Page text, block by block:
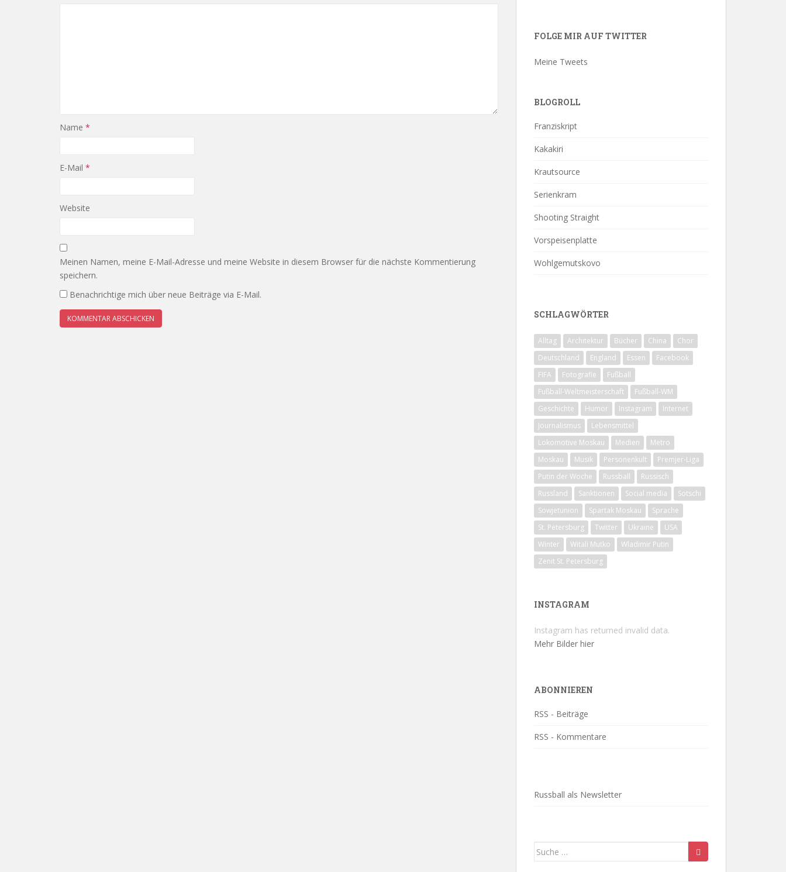
Name *
E-Mail *
Website
Meinen Namen, meine E-Mail-Adresse und meine Website in diesem Browser für die nächste Kommentierung
speichern.
Benachrichtige mich über neue Beiträge via E-Mail.
FOLGE MIR AUF TWITTER
Meine Tweets
BLOGROLL
Franziskript
Kakakiri
Krautsource
Serienkram
Shooting Straight
Vorspeisenplatte
Wohlgemutskovo
SCHLAGWÖRTER
Alltag Architektur Bücher China
Chor
Deutschland
England Essen
Facebook
FIFA
Fotografie
Fußball
Fußball-Weltmeisterschaft
Fußball-WM
Geschichte
Humor Instagram
Internet
Journalismus
Lebensmittel
Lokomotive Moskau
Medien
Metro
Moskau
Musik Personenkult
Premjer-Liga
Putin der Woche
Russball
Russisch
Russland
Sanktionen Social media
Sotschi
Sowjetunion
Spartak Moskau
Sprache
St. Petersburg
Twitter Ukraine
USA
Winter
Witali Mutko
Wladimir Putin
Zenit St. Petersburg
INSTAGRAM
Instagram has returned invalid data.
Mehr Bilder hier
ABONNIEREN
RSS - Beiträge
RSS - Kommentare
Russball als Newsletter
Suche